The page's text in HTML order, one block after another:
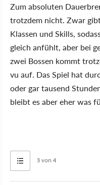
Zum absoluten
trotzdem nicht. Zwar
Klassen und Skills,
gleich anfühlt, aber bei
zwei Bossen kommt
vu auf. Das Spiel hat
oder gar tausend
bleibt es aber eher was
3 von 4